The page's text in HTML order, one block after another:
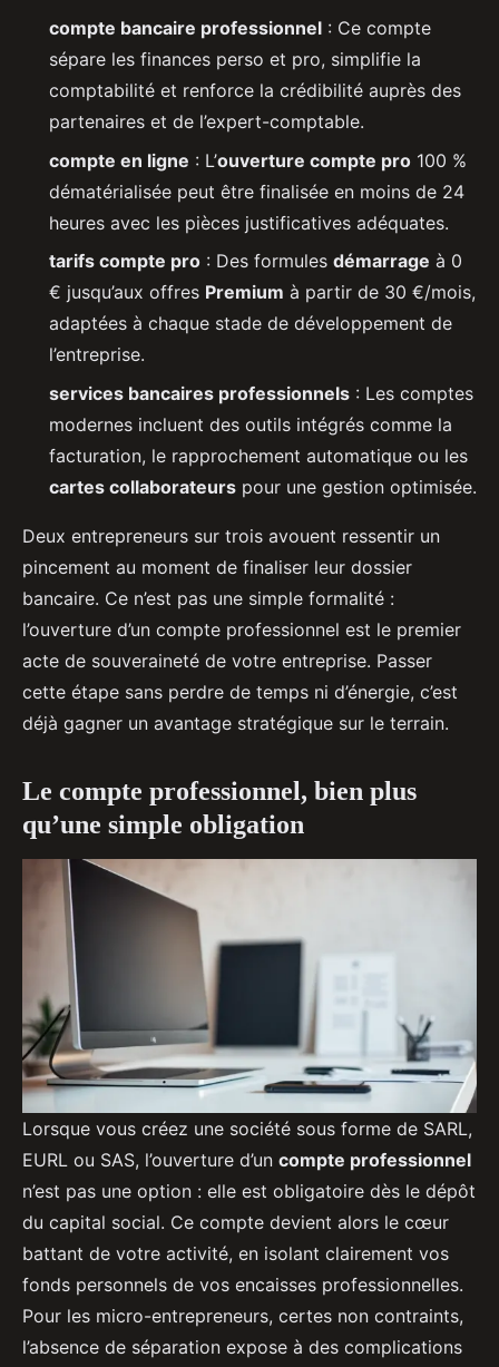
compte bancaire professionnel : Ce compte
sépare les finances perso et pro, simplifie la
comptabilité et renforce la crédibilité auprès des
partenaires et de l’expert-comptable.
compte en ligne : L’ouverture compte pro 100 %
dématérialisée peut être finalisée en moins de 24
heures avec les pièces justificatives adéquates.
tarifs compte pro : Des formules démarrage à 0
€ jusqu’aux offres Premium à partir de 30 €/mois,
adaptées à chaque stade de développement de
l’entreprise.
services bancaires professionnels : Les comptes
modernes incluent des outils intégrés comme la
facturation, le rapprochement automatique ou les
cartes collaborateurs pour une gestion optimisée.
Deux entrepreneurs sur trois avouent ressentir un
pincement au moment de finaliser leur dossier
bancaire. Ce n’est pas une simple formalité :
l’ouverture d’un compte professionnel est le premier
acte de souveraineté de votre entreprise. Passer
cette étape sans perdre de temps ni d’énergie, c’est
déjà gagner un avantage stratégique sur le terrain.
Le compte professionnel, bien plus
qu’une simple obligation
Lorsque vous créez une société sous forme de SARL,
EURL ou SAS, l’ouverture d’un compte professionnel
n’est pas une option : elle est obligatoire dès le dépôt
du capital social. Ce compte devient alors le cœur
battant de votre activité, en isolant clairement vos
fonds personnels de vos encaisses professionnelles.
Pour les micro-entrepreneurs, certes non contraints,
l’absence de séparation expose à des complications